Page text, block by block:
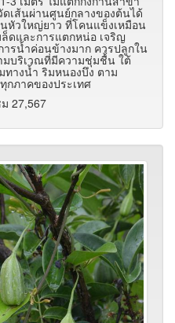
เส้นผ่านศูนย์กลางของต้นได้
หัวใหญ่ยาว ที่โคนแข็งเหมือน
ดและการแตกหน่อ เจริญ
ารน้ำค่อนข้างมาก ควรปลูกใน
บริเวณที่มีความชุ่มชื้น ใต้
างน้ำ ริมหนองบึง ตาม
กภาคของประเทศ
27,567